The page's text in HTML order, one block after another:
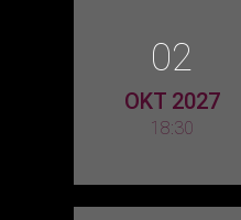
02
OKT 2027
18:30